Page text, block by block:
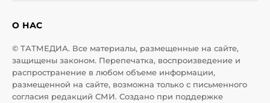
О НАС
© ТАТМЕДИА. Все материалы, размещенные на сайте,
защищены законом. Перепечатка, воспроизведение и
распространение в любом объеме информации,
размещенной на сайте, возможна только с письменного
согласия редакций СМИ. Создано при поддержке